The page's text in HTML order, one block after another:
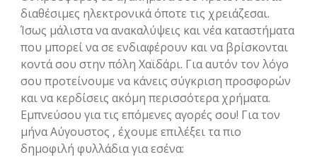
διαθέσιμες ηλεκτρονικά όποτε τις χρειάζεσαι.
Ίσως μάλιστα να ανακαλύψεις και νέα καταστήματα
που μπορεί να σε ενδιαφέρουν και να βρίσκονται
κοντά σου στην πόλη Χαϊδάρι. Για αυτόν τον λόγο
σου προτείνουμε να κάνεις σύγκριση προσφορών
και να κερδίσεις ακόμη περισσότερα χρήματα.
Εμπνεύσου για τις επόμενες αγορές σου! Για τον
μήνα Αύγουστος , έχουμε επιλέξει τα πιο
δημοφιλή φυλλάδια για εσένα: